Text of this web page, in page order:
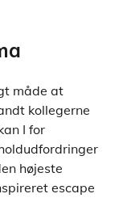
måde at
kollegerne
I for
højeste
escape